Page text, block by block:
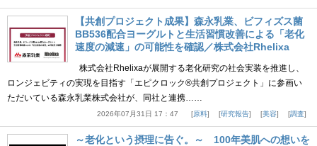
【共創プロジェクト成果】森永乳業、ビフィズス菌
BB536配合ヨーグルトと生活習慣改善による「老化
速度の減速」の可能性を確認／株式会社Rhelixa
株式会社Rhelixaが展開する老化研究の社会実装を推進し、
ロンジェビティの実現を目指す「エピクロック®共創プロジェクト」に参画い
ただいている森永乳業株式会社が、同社と連携……
2026年07月31日 17：47 原料 研究報告 美容 調査
～老化という摂理に告ぐ。～ 100年美肌への想いを